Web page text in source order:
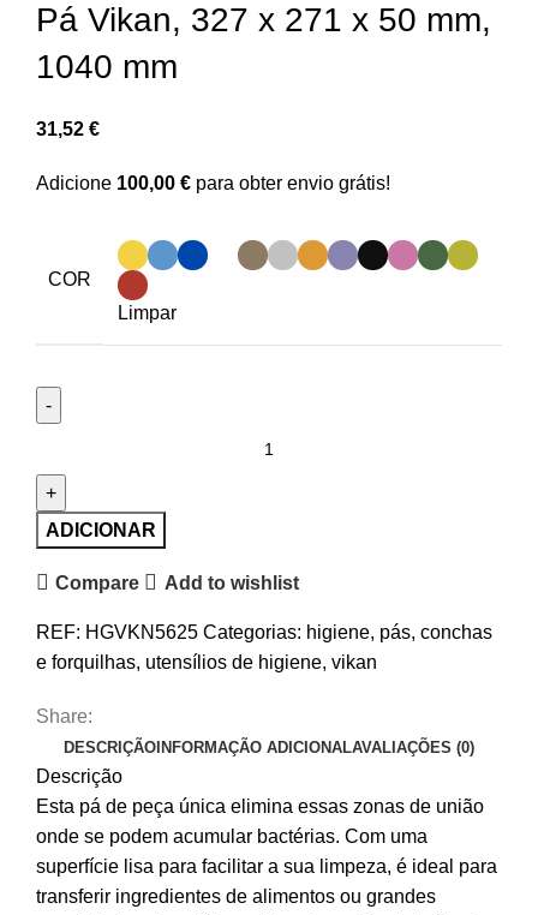
Pá Vikan, 327 x 271 x 50 mm,
1040 mm
31,52 €
Adicione 100,00 € para obter envio grátis!
COR
Limpar
Pá
Vikan,
x
mm,
1040
mm
ADICIONAR
Compare Add to wishlist
REF: HGVKN5625 Categorias: higiene, pás, conchas
e forquilhas, utensílios de higiene, vikan
Share:
DESCRIÇÃO INFORMAÇÃO ADICIONALAVALIAÇÕES (0)
Descrição
Esta pá de peça única elimina essas zonas de união
onde se podem acumular bactérias. Com uma
superfície lisa para facilitar a sua limpeza, é ideal para
transferir ingredientes de alimentos ou grandes